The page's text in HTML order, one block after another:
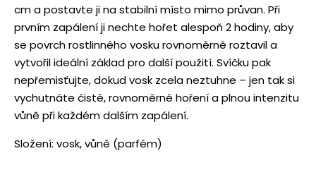
cm a postavte ji na stabilní místo mimo průvan. Při
prvním zapálení ji nechte hořet alespoň 2 hodiny, aby
se povrch rostlinného vosku rovnoměrně roztavil a
vytvořil ideální základ pro další použití. Svíčku pak
nepřemisťujte, dokud vosk zcela neztuhne – jen tak si
vychutnáte čisté, rovnoměrné hoření a plnou intenzitu
vůně při každém dalším zapálení.
Složení: vosk, vůně (parfém)